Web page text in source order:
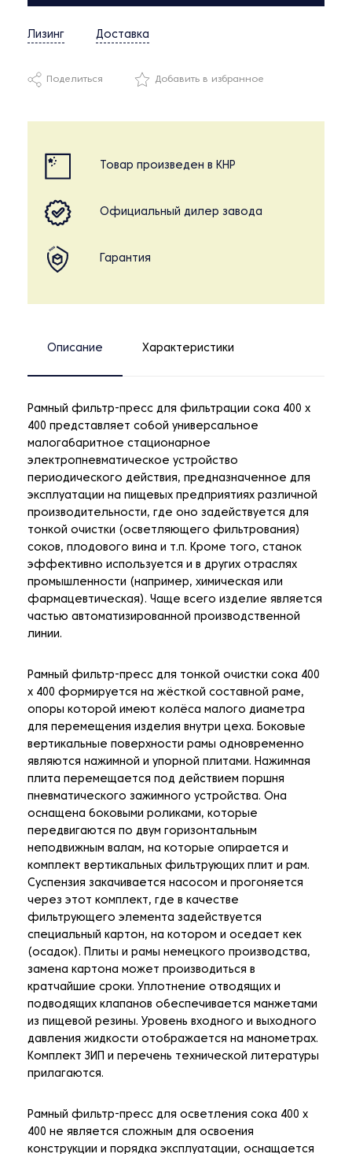
Лизинг Доставка
Поделиться Добавить в избранное
Товар произведен в КНР
Официальный дилер завода
Гарантия
Описание Характеристики
Рамный фильтр-пресс для фильтрации сока 400 х
400 представляет собой универсальное
малогабаритное стационарное
электропневматическое устройство
периодического действия, предназначенное для
эксплуатации на пищевых предприятиях различной
производительности, где оно задействуется для
тонкой очистки (осветляющего фильтрования)
соков, плодового вина и т.п. Кроме того, станок
эффективно используется и в других отраслях
промышленности (например, химическая или
фармацевтическая). Чаще всего изделие является
частью автоматизированной производственной
линии.
Рамный фильтр-пресс для тонкой очистки сока 400
х 400 формируется на жёсткой составной раме,
опоры которой имеют колёса малого диаметра
для перемещения изделия внутри цеха. Боковые
вертикальные поверхности рамы одновременно
являются нажимной и упорной плитами. Нажимная
плита перемещается под действием поршня
пневматического зажимного устройства. Она
оснащена боковыми роликами, которые
передвигаются по двум горизонтальным
неподвижным валам, на которые опирается и
комплект вертикальных фильтрующих плит и рам.
Суспензия закачивается насосом и прогоняется
через этот комплект, где в качестве
фильтрующего элемента задействуется
специальный картон, на котором и оседает кек
(осадок). Плиты и рамы немецкого производства,
замена картона может производиться в
кратчайшие сроки. Уплотнение отводящих и
подводящих клапанов обеспечивается манжетами
из пищевой резины. Уровень входного и выходного
давления жидкости отображается на манометрах.
Комплект ЗИП и перечень технической литературы
прилагаются.
Рамный фильтр-пресс для осветления сока 400 х
400 не является сложным для освоения
конструкции и порядка эксплуатации, оснащается